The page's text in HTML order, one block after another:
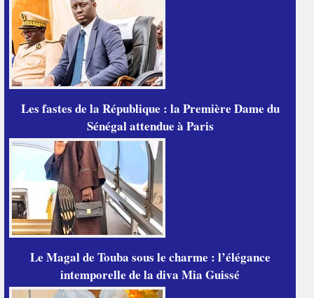
Les fastes de la République : la Première Dame du
Sénégal attendue à Paris
Le Magal de Touba sous le charme : l’élégance
intemporelle de la diva Mia Guissé